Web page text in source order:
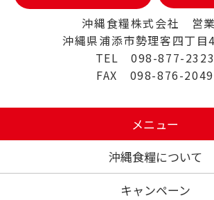
沖縄食糧株式会社 営
沖縄県浦添市勢理客四丁目
TEL 098-877-2323
FAX 098-876-2049
メニュー
沖縄食糧について
キャンペーン